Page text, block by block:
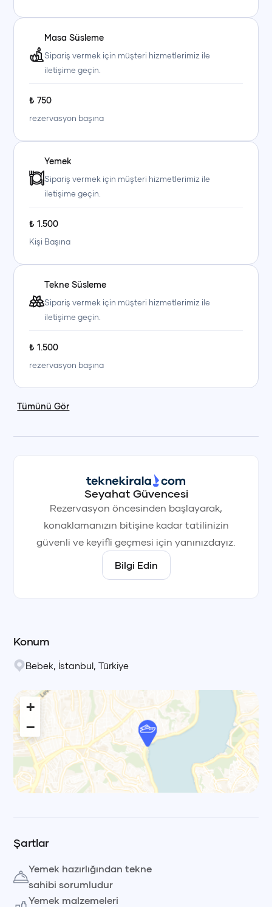
+90 (850) 242 50 50
+90 (850) 242 50 50
Masa Süsleme
Sipariş vermek için müşteri hizmetlerimiz ile
iletişime geçin.
₺ 750
rezervasyon başına
Yemek
Sipariş vermek için müşteri hizmetlerimiz ile
iletişime geçin.
₺ 1.500
Kişi Başına
Tekne Süsleme
Sipariş vermek için müşteri hizmetlerimiz ile
iletişime geçin.
₺ 1.500
rezervasyon başına
Tümünü Gör
Seyahat Güvencesi
Rezervasyon öncesinden başlayarak,
konaklamanızın bitişine kadar tatilinizin
güvenli ve keyifli geçmesi için yanınızdayız.
Bilgi Edin
Konum
Bebek İstanbul Türkiye
+
−
Şartlar
Yemek hazırlığından tekne
sahibi sorumludur
Yemek malzemeleri
+90 (850) 242 50 50